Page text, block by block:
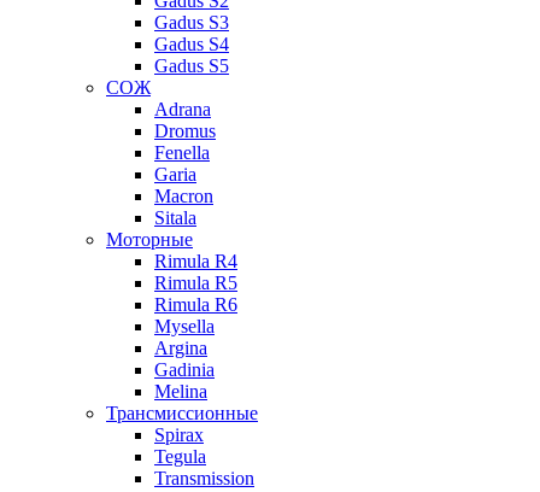
Gadus S3
Gadus S4
Gadus S5
СОЖ
Adrana
Dromus
Fenella
Garia
Macron
Sitala
Моторные
Rimula R4
Rimula R5
Rimula R6
Mysella
Argina
Gadinia
Melina
Трансмиссионные
Spirax
Tegula
Transmission